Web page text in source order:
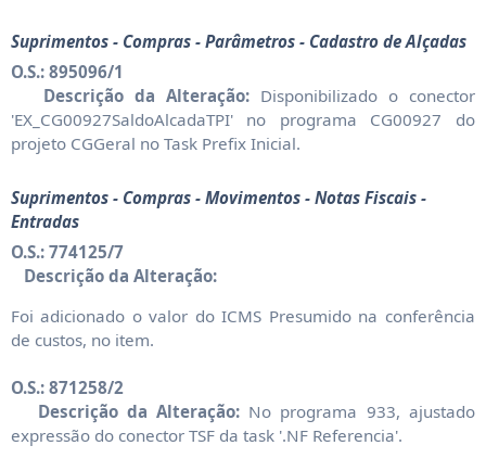
Suprimentos - Compras - Parâmetros - Cadastro de Alçadas
O.S.: 895096/1
Descrição da Alteração:Disponibilizado o conector
'EX_CG00927SaldoAlcadaTPI' no programa CG00927 do
projeto CGGeral no Task Prefix Inicial.
Suprimentos - Compras - Movimentos - Notas Fiscais -
Entradas
O.S.: 774125/7
Descrição da Alteração:
Foi adicionado o valor do ICMS Presumido na conferência
de custos, no item.
O.S.: 871258/2
Descrição da Alteração:No programa 933, ajustado
expressão do conector TSF da task '.NF Referencia'.